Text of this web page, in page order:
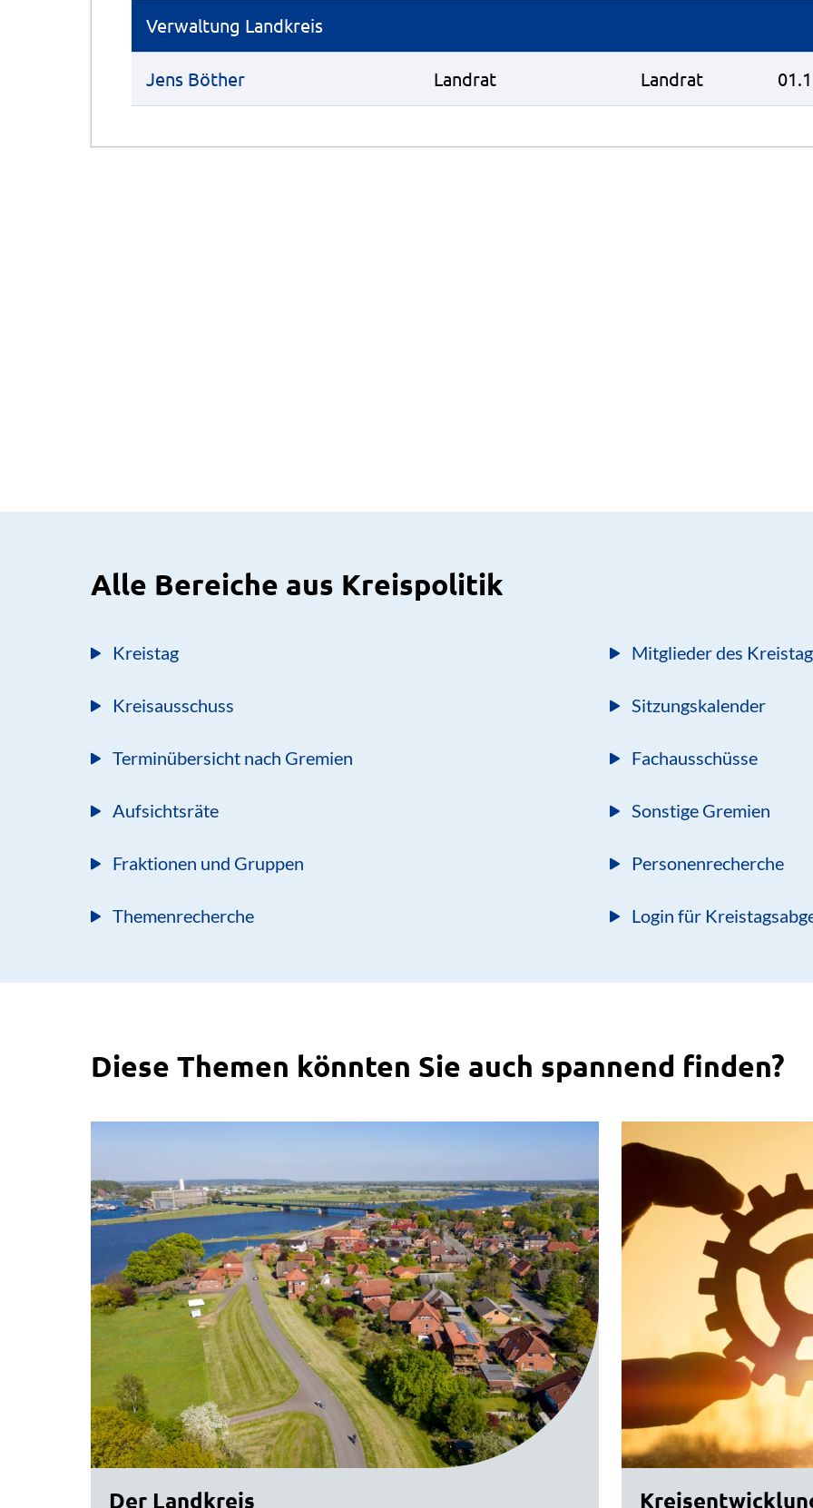
Verwaltung Landkreis
Jens Böther Landrat Landrat
Alle Bereiche aus Kreispolitik
Kreistag Mitglieder des
Kreisausschuss Sitzungskalender
Terminübersicht nach Gremien Fachausschüsse
Aufsichtsräte Sonstige Gremien
Fraktionen und Gruppen Personenrecherche
Themenrecherche Login für
Diese Themen könnten Sie auch spannend finden?
Der Landkreis